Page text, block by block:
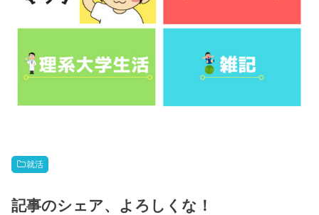
就活
記事のシェア、よろしくな！